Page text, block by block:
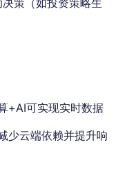
策（如投资策略生
+AI可实现实时数据
少云端依赖并提升响